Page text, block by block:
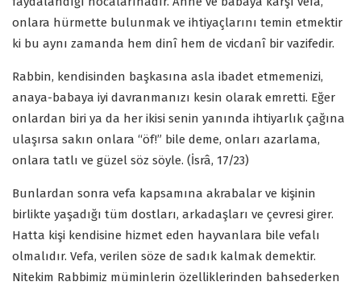
onlara hürmette bulunmak ve ihtiyaçlarını temin etmektir
ki bu aynı zamanda hem dinî hem de vicdanî bir vazifedir.
Rabbin, kendisinden başkasına asla ibadet etmemenizi,
anaya-babaya iyi davranmanızı kesin olarak emretti. Eğer
onlardan biri ya da her ikisi senin yanında ihtiyarlık çağına
ulaşırsa sakın onlara “öf!” bile deme, onları azarlama,
onlara tatlı ve güzel söz söyle. (İsrâ, 17/23)
Bunlardan sonra vefa kapsamına akrabalar ve kişinin
birlikte yaşadığı tüm dostları, arkadaşları ve çevresi girer.
Hatta kişi kendisine hizmet eden hayvanlara bile vefalı
olmalıdır. Vefa, verilen söze de sadık kalmak demektir.
Nitekim Rabbimiz müminlerin özelliklerinden bahsederken